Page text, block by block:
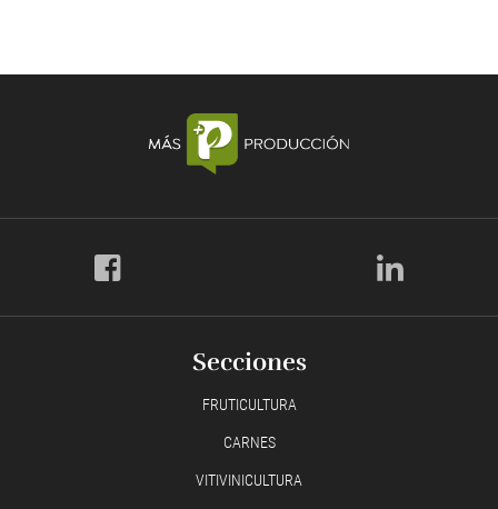
Secciones
FRUTICULTURA
CARNES
VITIVINICULTURA